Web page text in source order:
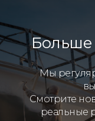
Больше
Мы
Смотрите
реальные